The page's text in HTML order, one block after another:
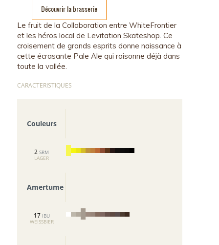
Découvrir la brasserie
Le fruit de la Collaboration entre WhiteFrontier
et les héros local de Levitation Skateshop. Ce
croisement de grands esprits donne naissance à
cette écrasante Pale Ale qui raisonne déjà dans
toute la vallée.
CARACTERISTIQUES
Couleurs
2 SRM
LAGER
Amertume
17 IBU
WEISSBIER